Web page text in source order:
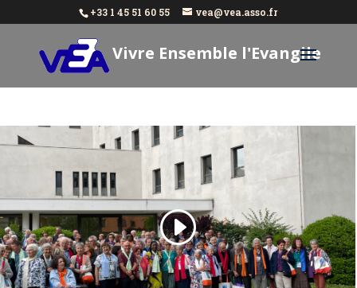
+33 1 45 51 60 55 vea@vea.asso.fr
Vivre Ensemble l'Evangile